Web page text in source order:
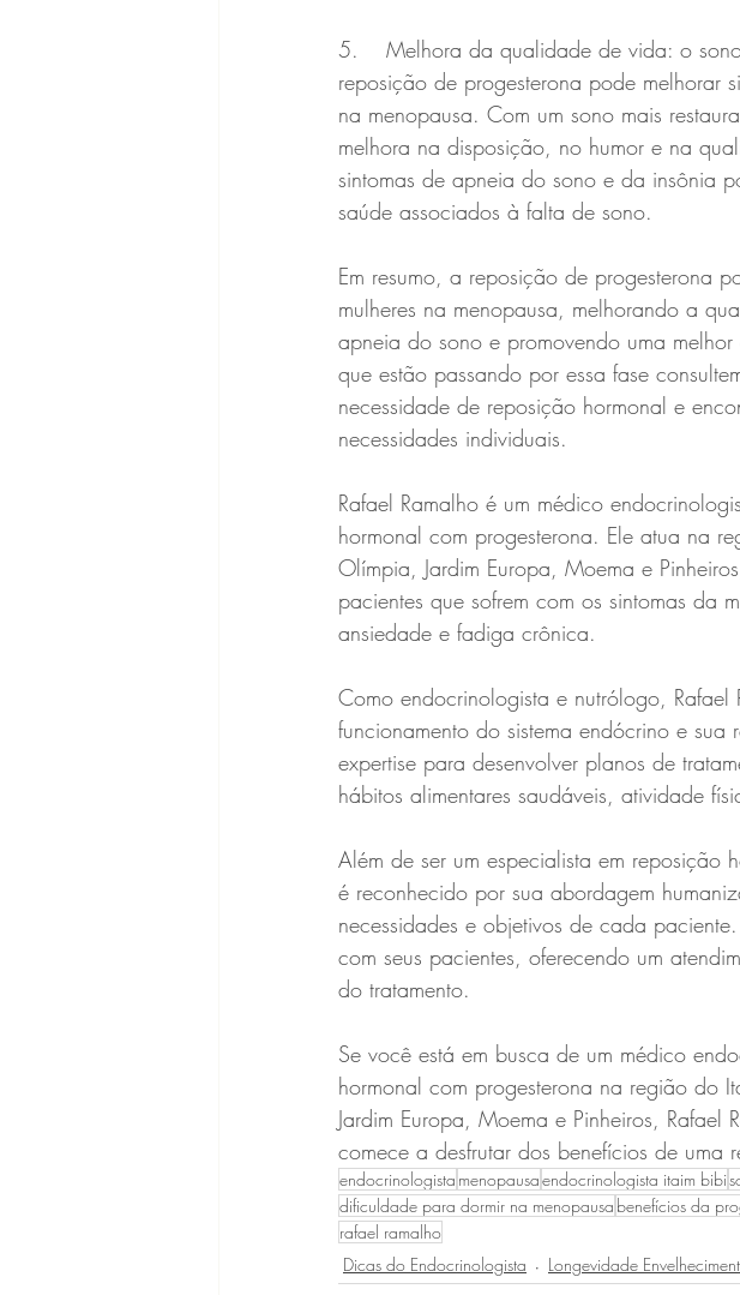
5.	Melhora da qualidade de vida: o sono é fundamental para o bem-estar físico e mental, e a
reposição de progesterona pode melhorar
na menopausa. Com um sono mais
melhora na disposição, no humor e na
sintomas de apneia do sono e da insônia
saúde associados à falta de sono.
Em resumo, a reposição de progesterona
mulheres na menopausa, melhorando a
apneia do sono e promovendo uma
que estão passando por essa fase
necessidade de reposição hormonal e
necessidades individuais.
Rafael Ramalho é um médico
hormonal com progesterona. Ele atua na
Olímpia, Jardim Europa, Moema e
pacientes que sofrem com os sintomas da
ansiedade e fadiga crônica.
Como endocrinologista e nutrólogo,
funcionamento do sistema endócrino e
expertise para desenvolver planos de
hábitos alimentares saudáveis, atividade
Além de ser um especialista em reposição
é reconhecido por sua abordagem
necessidades e objetivos de cada
com seus pacientes, oferecendo um
do tratamento.
Se você está em busca de um médico
hormonal com progesterona na região do
Jardim Europa, Moema e Pinheiros,
comece a desfrutar dos benefícios de
endocrinologista menopausaendocrinologista itaim bibi
dificuldade para dormir na menopausa benefícios da
rafael ramalho
Dicas do Endocrinologista
Longevidade